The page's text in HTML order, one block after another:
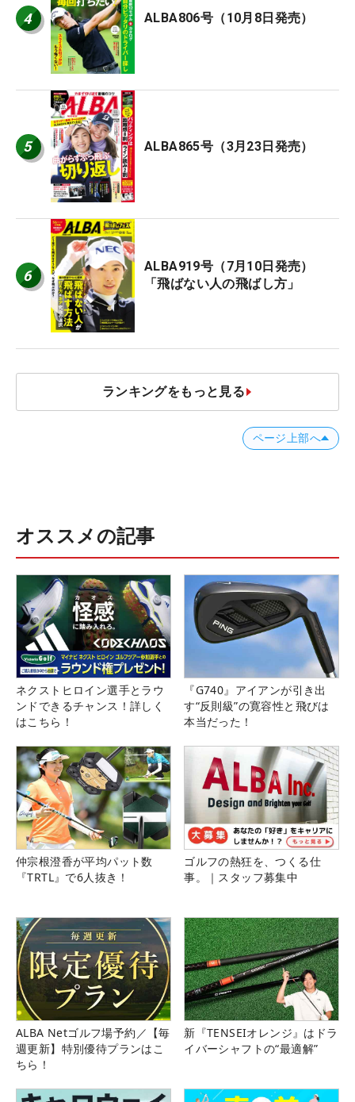
4 ALBA806号（10月8日発売）
5 ALBA865号（3月23日発売）
6
ALBA919号（7月10日発売）
「飛ばない人の飛ばし方」
ランキングをもっと見る
ページ上部へ
オススメの記事
ネクストヒロイン選手とラウ
ンドできるチャンス！詳しく
はこちら！
『G740』アイアンが引き出
す“反則級”の寛容性と飛びは
本当だった！
仲宗根澄香が平均パット数
『TRTL』で6人抜き！
ゴルフの熱狂を、つくる仕
事。｜スタッフ募集中
ALBA Netゴルフ場予約／【毎
週更新】特別優待プランはこ
ちら！
新『TENSEIオレンジ』はドラ
イバーシャフトの“最適解”